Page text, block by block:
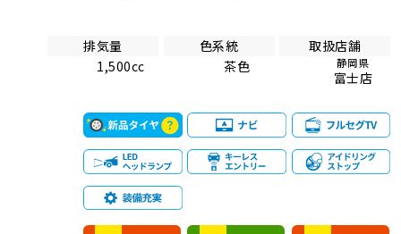
排気量
1,500cc
色系統
茶色
取扱店舗
静岡県
富士店